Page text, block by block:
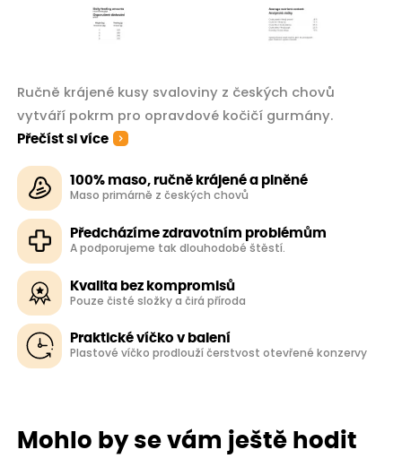
Ručně krájené kusy svaloviny z českých chovů
vytváří pokrm pro opravdové kočičí gurmány.
Přečíst si více
100% maso, ručně krájené a plněné
Maso primárně z českých chovů
Předcházíme zdravotním problémům
A podporujeme tak dlouhodobé štěstí.
Kvalita bez kompromisů
Pouze čisté složky a čirá příroda
Praktické víčko v balení
Plastové víčko prodlouží čerstvost otevřené konzervy
Mohlo by se vám ještě hodit